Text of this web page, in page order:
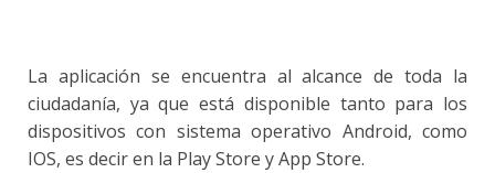
La aplicación se encuentra al alcance de toda la
ciudadanía, ya que está disponible tanto para los
dispositivos con sistema operativo Android, como
IOS, es decir en la Play Store y App Store.